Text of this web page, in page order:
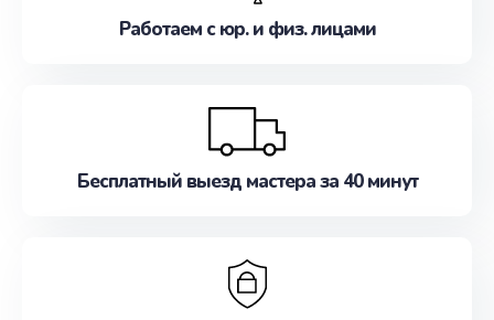
Работаем с юр. и физ. лицами
Бесплатный выезд мастера за 40 минут